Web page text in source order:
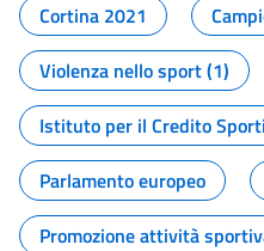
Cortina 2021
Violenza nello sport (1)
Istituto per il Credito
Parlamento europeo
Promozione attività